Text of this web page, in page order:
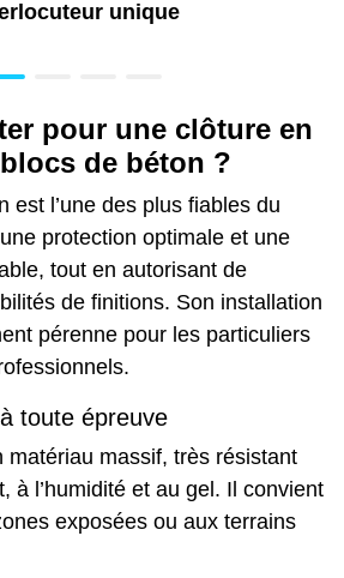
unique
pour une clôture en
de béton ?
est l’une des plus fiables du
protection optimale et une
tout en autorisant de
de finitions. Son installation
pérenne pour les particuliers
toute épreuve
matériau massif, très résistant
à l’humidité et au gel. Il convient
exposées ou aux terrains